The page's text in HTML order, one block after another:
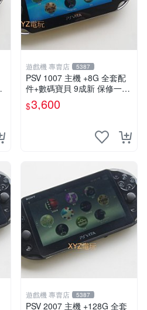
遊戲機 專賣店 5387
PSV 1007 主機 +8G 全套配
件+數碼寶貝 9成新 保修一年
品質有保障 psvita
$3,600
遊戲機 專賣店 5387
PSV 2007 主機 +128G 全套